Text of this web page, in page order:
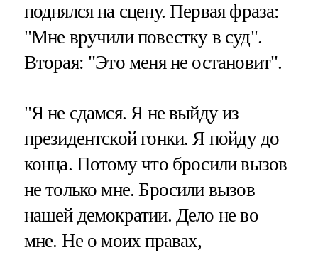
поднялся на сцену. Первая фраза:
"Мне вручили повестку в суд".
Вторая: "Это меня не остановит".
"Я не сдамся. Я не выйду из
президентской гонки. Я пойду до
конца. Потому что бросили вызов
не только мне. Бросили вызов
нашей демократии. Дело не во
мне. Не о моих правах,